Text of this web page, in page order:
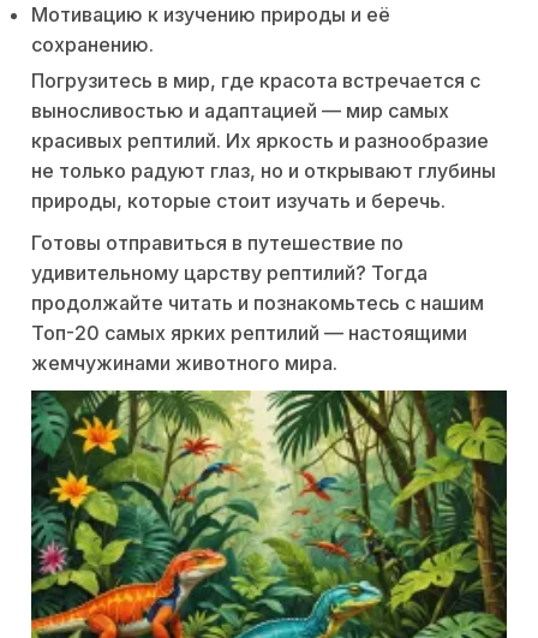
Мотивацию к изучению природы и её
сохранению.
Погрузитесь в мир, где красота встречается с
выносливостью и адаптацией — мир самых
красивых рептилий. Их яркость и разнообразие
не только радуют глаз, но и открывают глубины
природы, которые стоит изучать и беречь.
Готовы отправиться в путешествие по
удивительному царству рептилий? Тогда
продолжайте читать и познакомьтесь с нашим
Топ-20 самых ярких рептилий — настоящими
жемчужинами животного мира.